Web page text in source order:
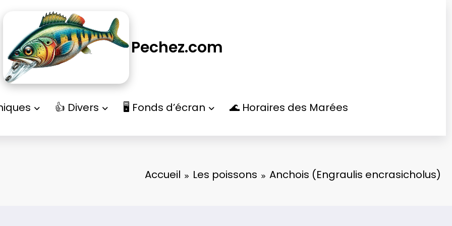
Pechez.com
👍 Divers 🖥️ Fonds d’écran 🌊 Horaires des Marées
Accueil Les poissons Anchois (Engraulis encrasicholus)